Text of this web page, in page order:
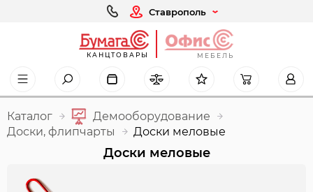
Ставрополь
КАНЦТОВАРЫ МЕБЕЛЬ
Каталог
Демооборудование
Доски, флипчарты
Доски меловые
Доски меловые